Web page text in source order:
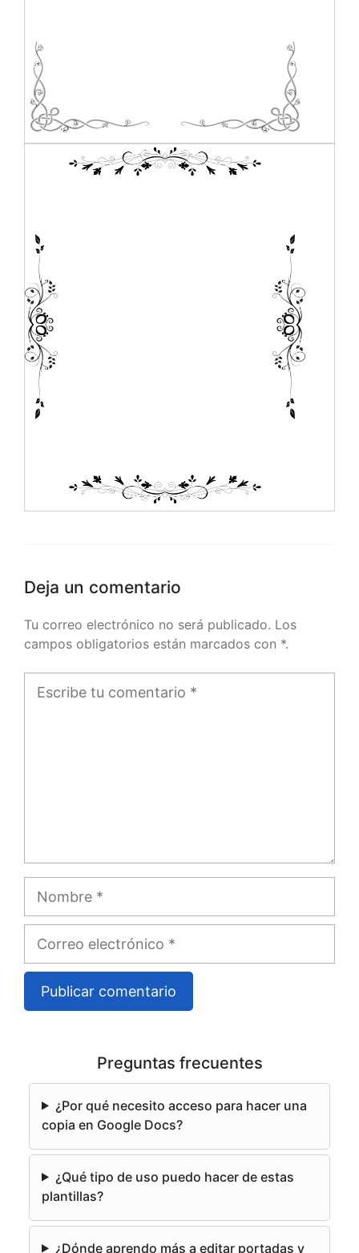
Deja un comentario
Tu correo electrónico no será publicado. Los
campos obligatorios están marcados con *.
Comentario
Correo
electrónico
a
v
Preguntas frecuentes
¿Por qué necesito acceso para hacer una
copia en Google Docs?
¿Qué tipo de uso puedo hacer de estas
plantillas?
¿Dónde aprendo más a editar portadas y